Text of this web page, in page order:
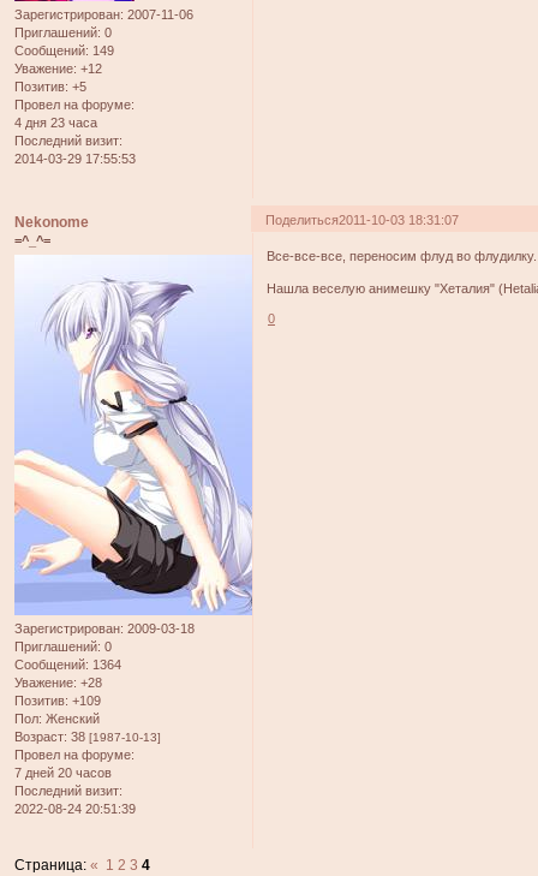
Зарегистрирован: 2007-11-06
Приглашений: 0
Сообщений: 149
Уважение: +12
Позитив: +5
Провел на форуме:
4 дня 23 часа
Последний визит:
2014-03-29 17:55:53
Поделиться2011-10-03 18:31:07
Nekonome
=^_^=
Зарегистрирован: 2009-03-18
Приглашений: 0
Сообщений: 1364
Уважение: +28
Позитив: +109
Пол: Женский
Возраст: 38 [1987-10-13]
Провел на форуме:
7 дней 20 часов
Последний визит:
2022-08-24 20:51:39
Все-все-все, переносим флуд во флудилку.
Нашла веселую анимешку "Хеталия"
0
Страница:« 1 2 3 4